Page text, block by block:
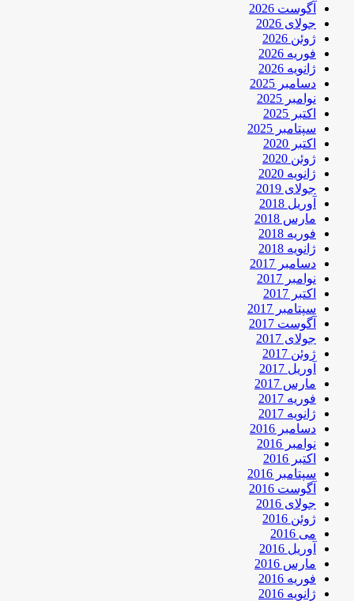
آگوست 2026
جولای 2026
ژوئن 2026
فوریه 2026
ژانویه 2026
دسامبر 2025
نوامبر 2025
اکتبر 2025
سپتامبر 2025
اکتبر 2020
ژوئن 2020
ژانویه 2020
جولای 2019
آوریل 2018
مارس 2018
فوریه 2018
ژانویه 2018
دسامبر 2017
نوامبر 2017
اکتبر 2017
سپتامبر 2017
آگوست 2017
جولای 2017
ژوئن 2017
آوریل 2017
مارس 2017
فوریه 2017
ژانویه 2017
دسامبر 2016
نوامبر 2016
اکتبر 2016
سپتامبر 2016
آگوست 2016
جولای 2016
ژوئن 2016
می 2016
آوریل 2016
مارس 2016
فوریه 2016
ژانویه 2016